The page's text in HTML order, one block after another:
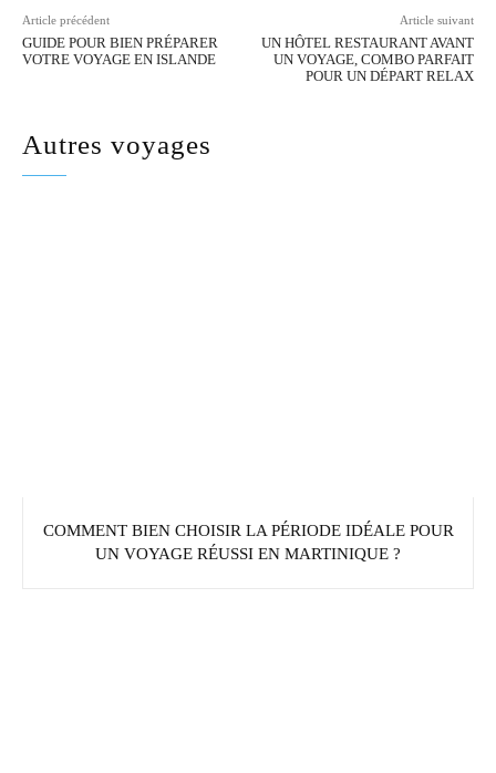
Article précédent
GUIDE POUR BIEN PRÉPARER
VOTRE VOYAGE EN ISLANDE
Article suivant
UN HÔTEL RESTAURANT AVANT
UN VOYAGE, COMBO PARFAIT
POUR UN DÉPART RELAX
Autres voyages
COMMENT BIEN CHOISIR LA PÉRIODE IDÉALE POUR
UN VOYAGE RÉUSSI EN MARTINIQUE ?